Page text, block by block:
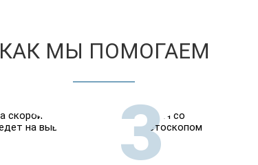
КАК МЫ ПОМОГАЕМ
3